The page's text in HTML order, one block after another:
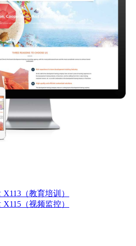
X113（教育培训）
X115（视频监控）